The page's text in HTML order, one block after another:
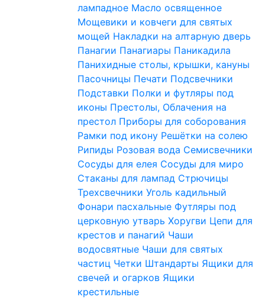
лампадное Масло освященное
Мощевики и ковчеги для святых
мощей Накладки на алтарную дверь
Панагии Панагиары Паникадила
Панихидные столы, крышки, кануны
Пасочницы Печати Подсвечники
Подставки Полки и футляры под
иконы Престолы, Облачения на
престол Приборы для соборования
Рамки под икону Решётки на солею
Рипиды Розовая вода Семисвечники
Сосуды для елея Сосуды для миро
Стаканы для лампад Стрючицы
Трехсвечники Уголь кадильный
Фонари пасхальные Футляры под
церковную утварь Хоругви Цепи для
крестов и панагий Чаши
водосвятные Чаши для святых
частиц Четки Штандарты Ящики для
свечей и огарков Ящики
крестильные